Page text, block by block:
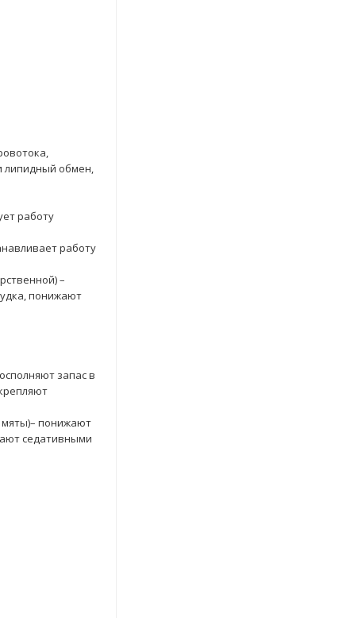
липидный обмен,
работу
работу
–
понижают
запас в
мяты)– понижают
седативными